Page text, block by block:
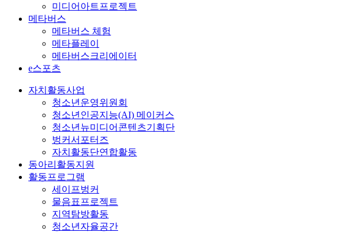
미디어아트프로젝트
메타버스
메타버스 체험
메타플레이
메타버스크리에이터
e스포츠
자치활동사업
청소년운영위원회
청소년인공지능(AI) 메이커스
청소년뉴미디어콘텐츠기획단
벙커서포터즈
자치활동단연합활동
동아리활동지원
활동프로그램
세이프벙커
물음표프로젝트
지역탐방활동
청소년자율공간